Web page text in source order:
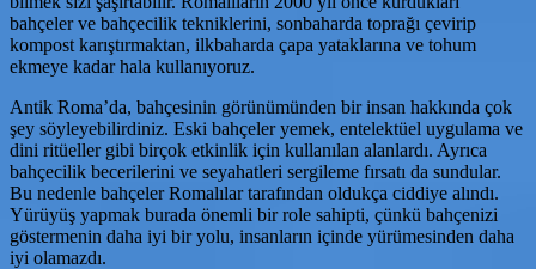
bahçeler ve bahçecilik tekniklerini, sonbaharda toprağı çevirip
kompost karıştırmaktan, ilkbaharda çapa yataklarına ve tohum
ekmeye kadar hala kullanıyoruz.
Antik Roma’da, bahçesinin görünümünden bir insan hakkında çok
şey söyleyebilirdiniz. Eski bahçeler yemek, entelektüel uygulama ve
dini ritüeller gibi birçok etkinlik için kullanılan alanlardı. Ayrıca
bahçecilik becerilerini ve seyahatleri sergileme fırsatı da sundular.
Bu nedenle bahçeler Romalılar tarafından oldukça ciddiye alındı.
Yürüyüş yapmak burada önemli bir role sahipti, çünkü bahçenizi
göstermenin daha iyi bir yolu, insanların içinde yürümesinden daha
iyi olamazdı.